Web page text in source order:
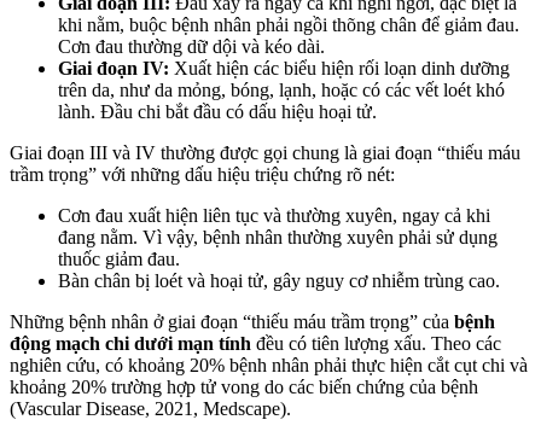
khi nằm, buộc bệnh nhân phải ngồi thõng chân để giảm đau.
Cơn đau thường dữ dội và kéo dài.
Giai đoạn IV: Xuất hiện các biểu hiện rối loạn dinh dưỡng
trên da, như da mỏng, bóng, lạnh, hoặc có các vết loét khó
lành. Đầu chi bắt đầu có dấu hiệu hoại tử.
Giai đoạn III và IV thường được gọi chung là giai đoạn “thiếu máu
trầm trọng” với những dấu hiệu triệu chứng rõ nét:
Cơn đau xuất hiện liên tục và thường xuyên, ngay cả khi
đang nằm. Vì vậy, bệnh nhân thường xuyên phải sử dụng
thuốc giảm đau.
Bàn chân bị loét và hoại tử, gây nguy cơ nhiễm trùng cao.
Những bệnh nhân ở giai đoạn “thiếu máu trầm trọng” của bệnh
động mạch chi dưới mạn tính đều có tiên lượng xấu. Theo các
nghiên cứu, có khoảng 20% bệnh nhân phải thực hiện cắt cụt chi và
khoảng 20% trường hợp tử vong do các biến chứng của bệnh
(Vascular Disease, 2021, Medscape).